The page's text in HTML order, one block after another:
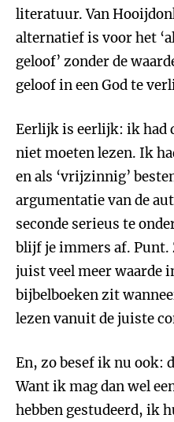
literatuur. Van
alternatief is voor het
geloof’ zonder de
geloof in een God te
Eerlijk is eerlijk: ik had
niet moeten lezen. Ik
en als ‘vrijzinnig’
argumentatie van de
seconde serieus te
blijf je immers af. Punt.
juist veel meer waarde
bijbelboeken zit
lezen vanuit de juiste
En, zo besef ik nu ook:
Want ik mag dan wel
hebben gestudeerd, ik